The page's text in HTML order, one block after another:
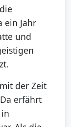
ein Jahr
und
der Zeit
erfährt